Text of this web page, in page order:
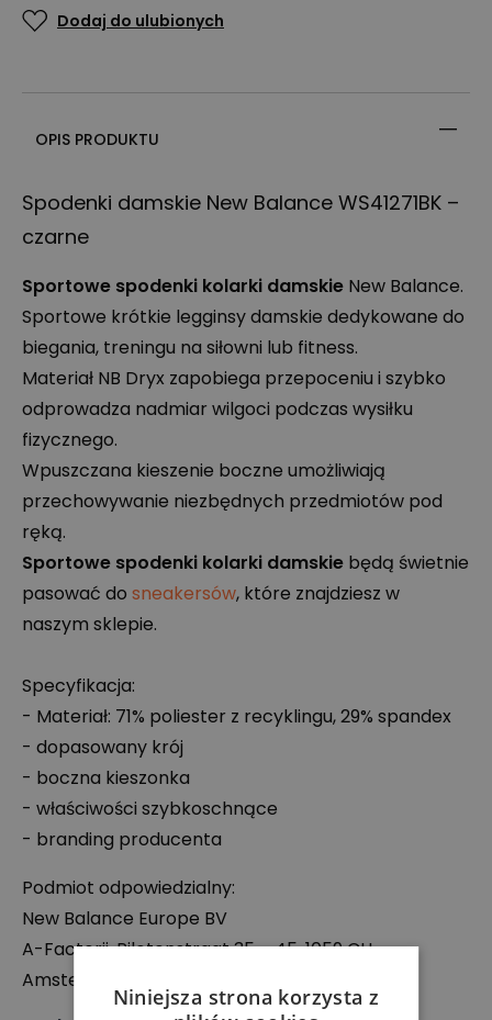
Dodaj do ulubionych
OPIS PRODUKTU
Spodenki damskie New Balance WS41271BK –
czarne
Sportowe spodenki kolarki damskie New Balance.
Sportowe krótkie legginsy damskie dedykowane do
biegania, treningu na siłowni lub fitness.
Materiał NB Dryx zapobiega przepoceniu i szybko
odprowadza nadmiar wilgoci podczas wysiłku
fizycznego.
Wpuszczana kieszenie boczne umożliwiają
przechowywanie niezbędnych przedmiotów pod
ręką.
Sportowe spodenki kolarki damskie będą świetnie
pasować do sneakersów, które znajdziesz w
naszym sklepie.
Specyfikacja:
- Materiał: 71% poliester z recyklingu, 29% spandex
- dopasowany krój
- boczna kieszonka
- właściwości szybkoschnące
- branding producenta
Podmiot odpowiedzialny:
New Balance Europe BV
A-Factorij, Pilotenstraat 35 – 45, 1059 CH
Amsterdam, Holandia
Niniejsza strona korzysta z